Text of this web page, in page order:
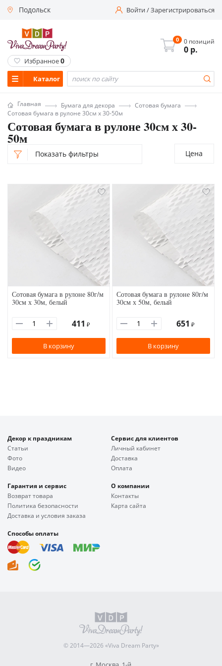
Подольск Войти/Зарегистрироваться
Каталог
0 0 позиций
0 р.
Избранное0
Главная Бумага для декора
Сотовая бумага
Сотовая бумага в рулоне 30см х 30-50м
Сотовая бумага в рулоне 30см х 30-
50м
Показать фильтры Цена
Сотовая бумага в рулоне 80г/м
30см х 30м, белый
411 ₽
В корзину
Сотовая бумага в рулоне 80г/м
30см х 50м, белый
651 ₽
В корзину
Декор к праздникам
Статьи
Фото
Видео
Сервис для клиентов
Личный кабинет
Доставка
Оплата
Гарантия и сервис
Возврат товара
Политика безопасности
Доставка и условия заказа
О компании
Контакты
Карта сайта
Способы оплаты
© 2014—2026 «Viva Dream Party»